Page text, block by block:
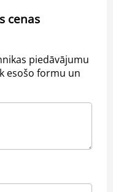
cenas
piedāvājumu
esošo formu un